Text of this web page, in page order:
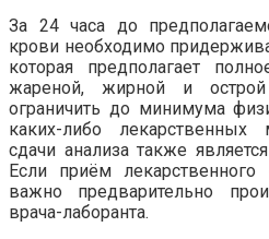
За 24 часа до
крови необходимо
которая предполагает
жареной, жирной и
ограничить до минимума
каких-либо лекарственных
сдачи анализа также
Если приём
важно предварительно
врача-лаборанта.